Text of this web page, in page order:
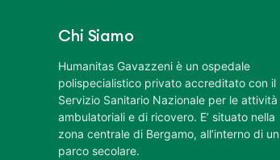
Chi Siamo
Humanitas Gavazzeni è un ospedale
polispecialistico privato accreditato con il
Servizio Sanitario Nazionale per le attività
ambulatoriali e di ricovero. E’ situato nella
zona centrale di Bergamo, all’interno di un
parco secolare.